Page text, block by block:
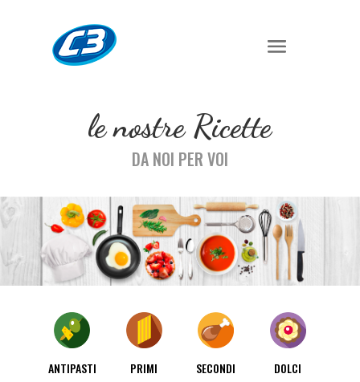
le nostre Ricette
DA NOI PER VOI
ANTIPASTI PRIMI SECONDI DOLCI